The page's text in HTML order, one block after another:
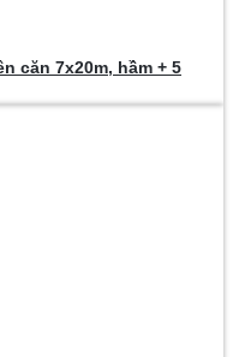
căn 7x20m, hầm + 5